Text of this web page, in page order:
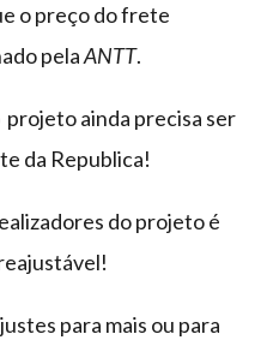
o preço do frete
pelaANTT.
ainda precisa ser
da Republica!
do projeto é
para mais ou para